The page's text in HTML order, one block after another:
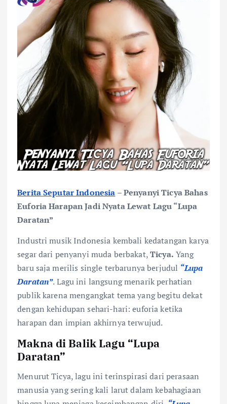
Berita Seputar Indonesia –Penyanyi Ticya Bahas
Euforia Harapan Jadi Nyata Lewat Lagu “Lupa
Daratan”
Industri musik Indonesia kembali kedatangan karya
segar dari penyanyi muda berbakat,Ticya. Yang
baru saja merilis single terbarunya berjudul “Lupa
Daratan”. Lagu ini langsung menarik perhatian
publik karena mengangkat tema yang begitu dekat
dengan kehidupan sehari-hari: euforia ketika
harapan dan impian akhirnya terwujud.
Makna di Balik Lagu “Lupa
Daratan”
Menurut Ticya, lagu ini terinspirasi dari perasaan
manusia yang sering kali larut dalam kebahagiaan